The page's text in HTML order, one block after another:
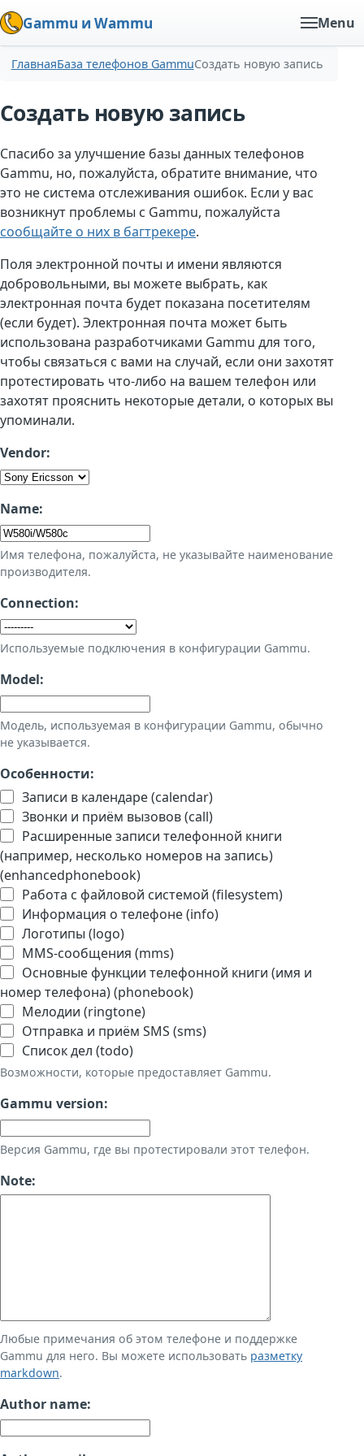
Gammu и Wammu Menu
ГлавнаяБаза телефонов GammuСоздать новую запись
Создать новую запись
Спасибо за улучшение базы данных телефонов
Gammu, но, пожалуйста, обратите внимание, что
это не система отслеживания ошибок. Если у вас
возникнут проблемы с Gammu, пожалуйста
сообщайте о них в багтрекере.
Поля электронной почты и имени являются
добровольными, вы можете выбрать, как
электронная почта будет показана посетителям
(если будет). Электронная почта может быть
использована разработчиками Gammu для того,
чтобы связаться с вами на случай, если они захотят
протестировать что-либо на вашем телефон или
захотят прояснить некоторые детали, о которых вы
упоминали.
Vendor:
Name:
Имя телефона, пожалуйста, не указывайте наименование
производителя.
Connection:
Используемые подключения в конфигурации Gammu.
Model:
Модель, используемая в конфигурации Gammu, обычно
не указывается.
Особенности:
Записи в календаре (calendar)
Звонки и приём вызовов (call)
Расширенные записи телефонной книги
(например, несколько номеров на запись)
(enhancedphonebook)
Работа с файловой системой (filesystem)
Информация о телефоне (info)
Логотипы (logo)
MMS-сообщения (mms)
Основные функции телефонной книги (имя и
номер телефона) (phonebook)
Мелодии (ringtone)
Отправка и приём SMS (sms)
Список дел (todo)
Возможности, которые предоставляет Gammu.
Gammu version:
Версия Gammu, где вы протестировали этот телефон.
Note:
Любые примечания об этом телефоне и поддержке
Gammu для него. Вы можете использовать разметку
markdown.
Author name: